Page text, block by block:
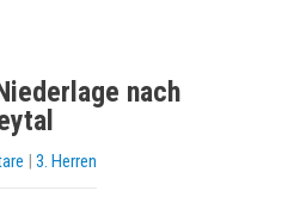
nach
| 3. Herren